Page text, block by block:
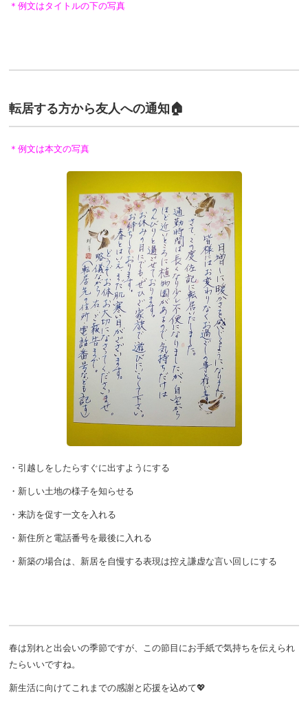
＊例文はタイトルの下の写真
転居する方から友人への通知🏠
＊例文は本文の写真
・引越しをしたらすぐに出すようにする
・新しい土地の様子を知らせる
・来訪を促す一文を入れる
・新住所と電話番号を最後に入れる
・新築の場合は、新居を自慢する表現は控え謙虚な言い回しにする
春は別れと出会いの季節ですが、この節目にお手紙で気持ちを伝えられ
たらいいですね。
新生活に向けてこれまでの感謝と応援を込めて💖